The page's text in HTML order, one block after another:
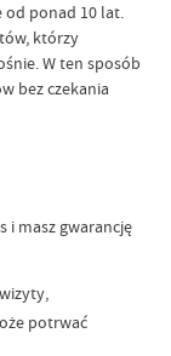
od ponad 10 lat.
którzy
W ten sposób
bez czekania
i masz gwarancję
potrwać